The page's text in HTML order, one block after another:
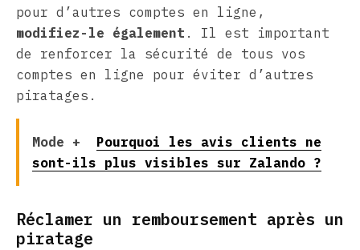
pour d’autres comptes en ligne,
modifiez-le également . Il est important
de renforcer la sécurité de tous vos
comptes en ligne pour éviter d’autres
piratages.
Mode +
Pourquoi les avis clients ne
sont-ils plus visibles sur Zalando ?
Réclamer un remboursement après un
piratage